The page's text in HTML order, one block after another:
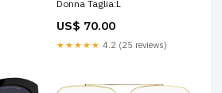
Donna Taglia:L
US$ 70.00
★★★★★ 4.2 (25 reviews)